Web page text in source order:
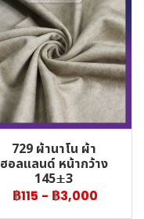
729 ผ้านาโน ผ้า
ฮอลแลนด์ หน้ากว้าง
145±3
฿115 - ฿3,000